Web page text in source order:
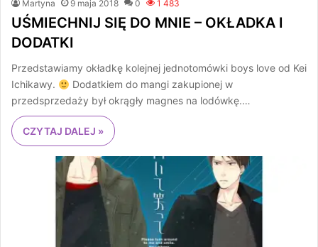
Martyna 9 maja 2018 0 1 483
UŚMIECHNIJ SIĘ DO MNIE – OKŁADKA I
DODATKI
Przedstawiamy okładkę kolejnej jednotomówki boys love od Kei
Ichikawy.
Dodatkiem do mangi zakupionej w
przedsprzedaży był okrągły magnes na lodówkę.…
CZYTAJ DALEJ »